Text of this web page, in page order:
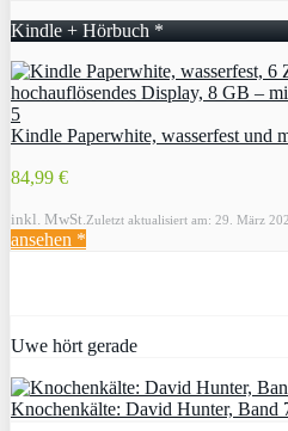
Kindle + Hörbuch *
Kindle Paperwhite, wasserfest und
84,99 €
inkl. MwSt.Zuletzt aktualisiert am: 29. März
ansehen *
Uwe hört gerade
Knochenkälte: David Hunter, Band